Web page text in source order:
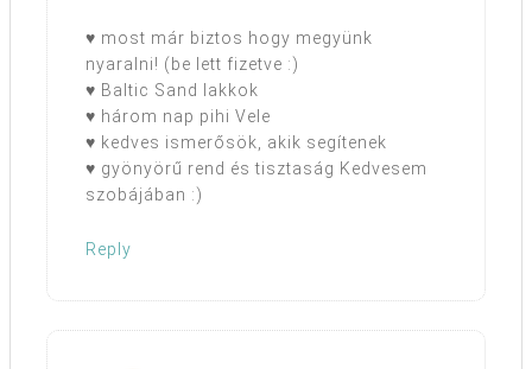
♥ most már biztos hogy megyünk
nyaralni! (be lett fizetve :)
♥ Baltic Sand lakkok
♥ három nap pihi Vele
♥ kedves ismerősök, akik segítenek
♥ gyönyörű rend és tisztaság Kedvesem
szobájában :)
Reply